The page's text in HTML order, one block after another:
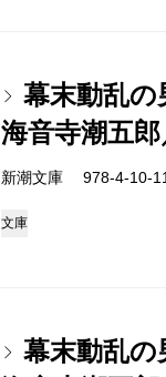
幕末動乱の
海音寺潮五
新潮文庫 978-4-10-
文庫
幕末動乱の